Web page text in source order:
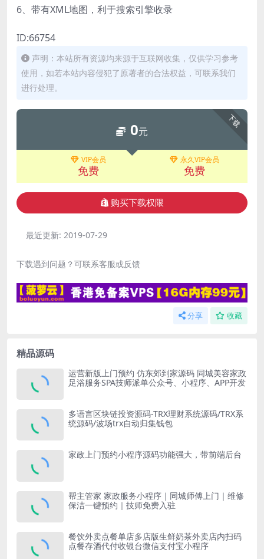
6、带有XML地图，利于搜索引擎收录
ID:66754
声明：本站所有资源均来源于互联网收集，仅供学习参考
使用，如若本站内容侵犯了原著者的合法权益，可联系我们
进行处理。
下载
0元
VIP会员
免费
永久VIP会员
免费
购买下载权限
最近更新: 2019-07-29
下载遇到问题？可联系客服或反馈
分享 收藏
精品源码
运营新版上门预约 仿东郊到家源码 同城美容家政
足浴服务SPA技师派单公众号、小程序、APP开发
多语言区块链投资源码-TRX理财系统源码/TRX系
统源码/波场trx自动归集钱包
家政上门预约小程序源码功能强大，带前端后台
帮主管家 家政服务小程序｜同城师傅上门｜维修
保洁一键预约｜技师免费入驻
餐饮外卖点餐单店多店版生鲜奶茶外卖店内扫码
点餐存酒代付收银台微信支付宝小程序